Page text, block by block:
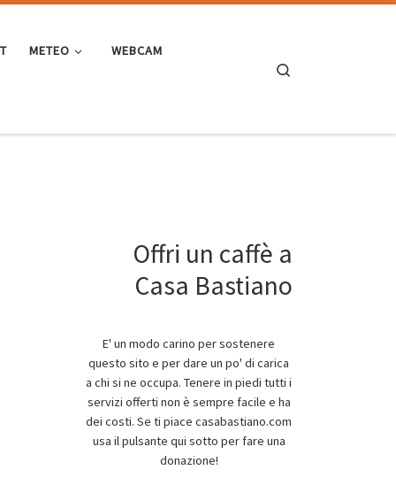
METEO WEBCAM
Offri un caffè a
Casa Bastiano
E' un modo carino per sostenere
questo sito e per dare un po' di carica
a chi si ne occupa. Tenere in piedi tutti i
servizi offerti non è sempre facile e ha
dei costi. Se ti piace casabastiano.com
usa il pulsante qui sotto per fare una
donazione!